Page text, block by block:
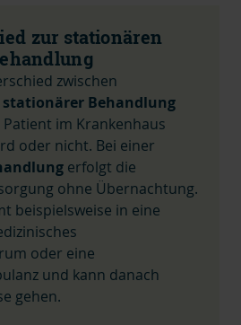
zur stationären
zwischen
stationärer Behandlung
im Krankenhaus
oder nicht. Bei einer
erfolgt die
ohne Übernachtung.
beispielsweise in eine
oder eine
und kann danach
gehen.